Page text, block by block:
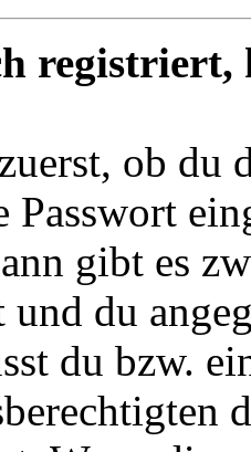
ob du
Passwort
gibt es
du
du bzw.